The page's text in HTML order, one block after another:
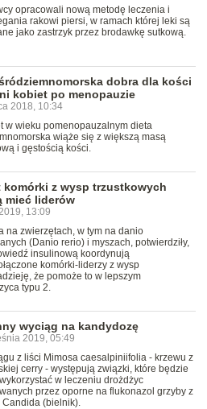
opracowali nową metodę leczenia i
rakowi piersi, w ramach której leki są
jako zastrzyk przez brodawkę sutkową.
dobra dla kości
kobiet po menopauzie
2018, 10:34
w wieku pomenopauzalnym dieta
wiąże się z większą masą
i gęstością kości.
komórki z wysp trzustkowych
mieć liderów
13:09
na zwierzętach, w tym na danio
(Danio rerio) i myszach, potwierdziły,
insulinową koordynują
komórki-liderzy z wysp
że pomoże to w lepszym
typu 2.
wyciąg na kandydozę
2019, 05:49
z liści Mimosa caesalpiniifolia - krzewu z
cerry - występują związki, które będzie
w leczeniu drożdżyc
przez oporne na flukonazol grzyby z
Candida (bielnik).